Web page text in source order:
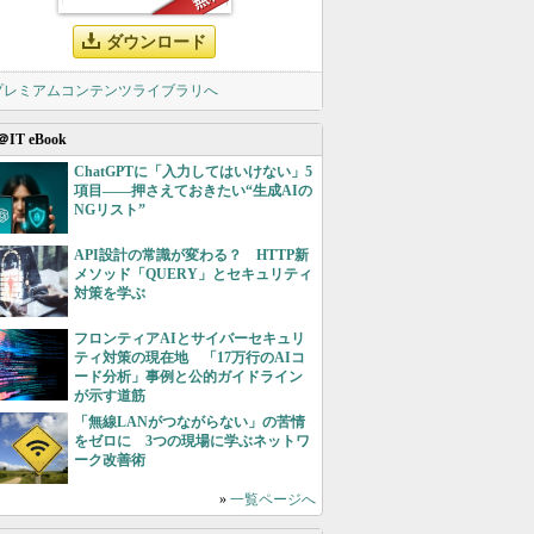
ダウンロード
レミアムコンテンツライブラリへ
IT eBook
ChatGPTに「入力してはいけない」5
項目――押さえておきたい“生成AIの
NGリスト”
API設計の常識が変わる？ HTTP新
メソッド「QUERY」とセキュリティ
対策を学ぶ
フロンティアAIとサイバーセキュリ
ティ対策の現在地 「17万行のAIコ
ード分析」事例と公的ガイドライン
が示す道筋
「無線LANがつながらない」の苦情
をゼロに 3つの現場に学ぶネットワ
ーク改善術
» 一覧ページへ